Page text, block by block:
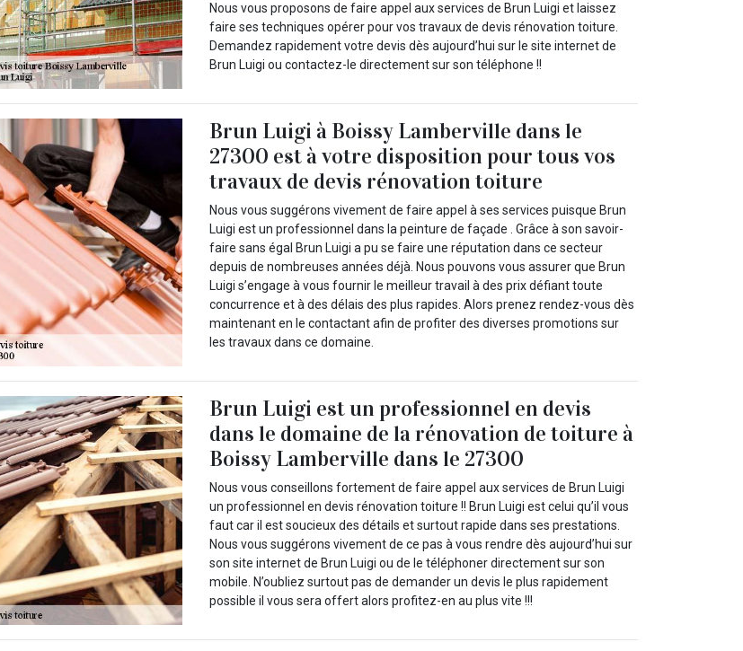
Nous vous proposons de faire appel aux services de Brun Luigi et laissez
faire ses techniques opérer pour vos travaux de devis rénovation toiture.
Demandez rapidement votre devis dès aujourd’hui sur le site internet de
Brun Luigi ou contactez-le directement sur son téléphone !!
Brun Luigi à Boissy Lamberville dans le
27300 est à votre disposition pour tous vos
travaux de devis rénovation toiture
Nous vous suggérons vivement de faire appel à ses services puisque Brun
Luigi est un professionnel dans la peinture de façade . Grâce à son savoir-
faire sans égal Brun Luigi a pu se faire une réputation dans ce secteur
depuis de nombreuses années déjà. Nous pouvons vous assurer que Brun
Luigi s’engage à vous fournir le meilleur travail à des prix défiant toute
concurrence et à des délais des plus rapides. Alors prenez rendez-vous dès
maintenant en le contactant afin de profiter des diverses promotions sur
les travaux dans ce domaine.
Brun Luigi est un professionnel en devis
dans le domaine de la rénovation de toiture à
Boissy Lamberville dans le 27300
Nous vous conseillons fortement de faire appel aux services de Brun Luigi
un professionnel en devis rénovation toiture !! Brun Luigi est celui qu’il vous
faut car il est soucieux des détails et surtout rapide dans ses prestations.
Nous vous suggérons vivement de ce pas à vous rendre dès aujourd’hui sur
son site internet de Brun Luigi ou de le téléphoner directement sur son
mobile. N’oubliez surtout pas de demander un devis le plus rapidement
possible il vous sera offert alors profitez-en au plus vite !!!